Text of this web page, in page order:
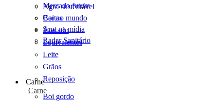
Agro sustentável
Cartas
Scot na mídia
Radar Sanitário
Mercado futuro
Boi no mundo
Atacado
Equivalentes
Leite
Grãos
Reposição
Carne
Carne
Boi gordo